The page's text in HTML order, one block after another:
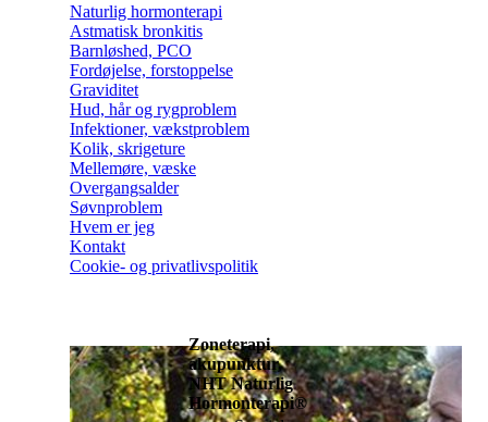
Naturlig hormonterapi
Astmatisk bronkitis
Barnløshed, PCO
Fordøjelse, forstoppelse
Graviditet
Hud, hår og rygproblem
Infektioner, vækstproblem
Kolik, skrigeture
Mellemøre, væske
Overgangsalder
Søvnproblem
Hvem er jeg
Kontakt
Cookie- og privatlivspolitik
Zoneterapi,
akupunktur,
NHT Naturlig
Hormonterapi®